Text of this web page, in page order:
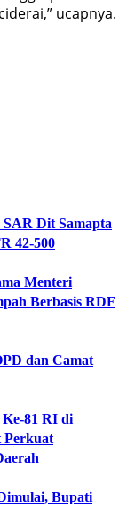
ucapnya.
Dit Samapta
42-500
Menteri
Berbasis RDF
dan Camat
81 RI di
Perkuat
Bupati